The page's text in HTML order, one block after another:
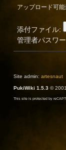
アップロード可
添付ファイル:
管理者パスワ
Site admin: artesnaut
PukiWiki 1.5.3©
This site is protected by